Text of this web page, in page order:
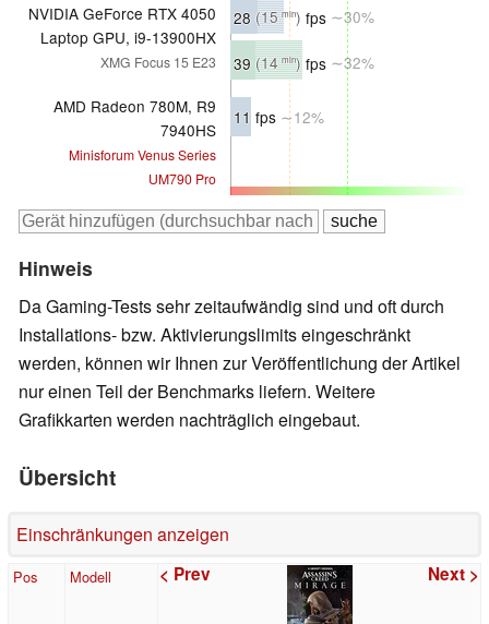
NVIDIA GeForce RTX 4050
Laptop GPU, i9-13900HX
XMG Focus 15 E23
28 (15 min) fps ∼30%
39 (14 min)fps ∼32%
AMD Radeon 780M, R9
7940HS
Minisforum Venus Series
UM790 Pro
11 fps ∼12%
Hinweis
Da Gaming-Tests sehr zeitaufwändig sind und oft durch
Installations- bzw. Aktivierungslimits eingeschränkt
werden, können wir Ihnen zur Veröffentlichung der Artikel
nur einen Teil der Benchmarks liefern. Weitere
Grafikkarten werden nachträglich eingebaut.
Übersicht
Einschränkungen anzeigen
Pos Modell < Prev Next >